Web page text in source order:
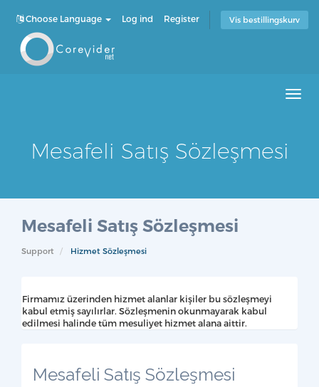
Choose Language Log ind Register Vis bestillingskurv
Mesafeli Satış Sözleşmesi
Mesafeli Satış Sözleşmesi
Support Hizmet Sözleşmesi
Firmamız üzerinden hizmet alanlar kişiler bu sözleşmeyi
kabul etmiş sayılırlar. Sözleşmenin okunmayarak kabul
edilmesi halinde tüm mesuliyet hizmet alana aittir.
Mesafeli Satış Sözleşmesi